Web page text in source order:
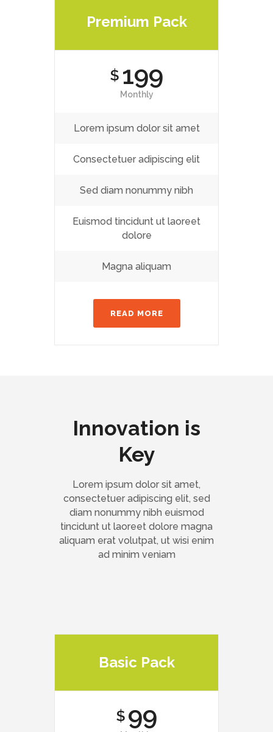
Premium Pack
$ 199
Monthly
Lorem ipsum dolor sit amet
Consectetuer adipiscing elit
Sed diam nonummy nibh
Euismod tincidunt ut laoreet
dolore
Magna aliquam
READ MORE
Innovation is
Key
Lorem ipsum dolor sit amet,
consectetuer adipiscing elit, sed
diam nonummy nibh euismod
tincidunt ut laoreet dolore magna
aliquam erat volutpat, ut wisi enim
ad minim veniam
Basic Pack
$ 99